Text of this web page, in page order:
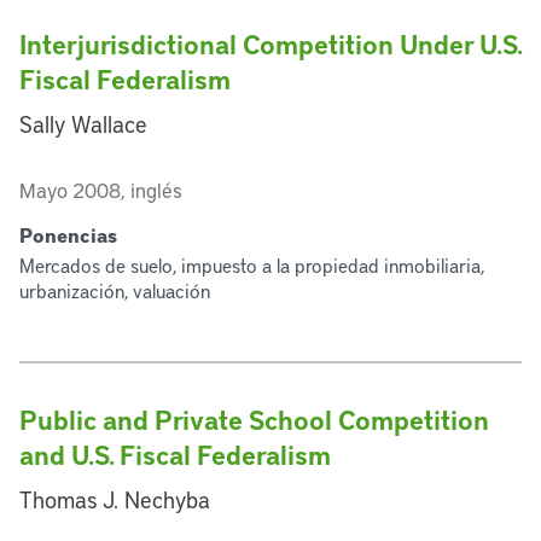
Interjurisdictional Competition Under U.S.
Fiscal Federalism
Sally Wallace
Mayo 2008, inglés
Ponencias
Mercados de suelo, impuesto a la propiedad inmobiliaria,
urbanización, valuación
Public and Private School Competition
and U.S. Fiscal Federalism
Thomas J. Nechyba